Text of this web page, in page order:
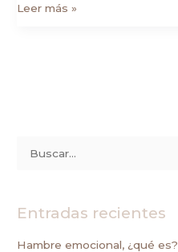
Leer más »
c
a
Entradas recientes
Hambre emocional, ¿qué es?